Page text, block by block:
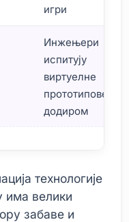
игри
Инжењери
испитују
виртуелне
прототипове
додиром
технологије
има велики
забаве и